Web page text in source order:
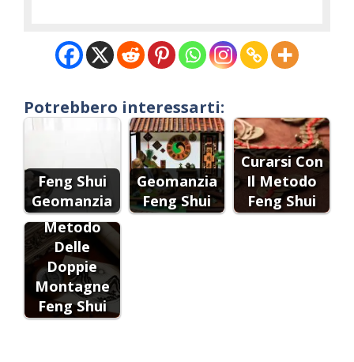
Potrebbero interessarti:
Feng Shui
Geomanzia
Geomanzia
Feng Shui
Curarsi Con
Il Metodo
Feng Shui
Metodo
Delle
Doppie
Montagne
Feng Shui